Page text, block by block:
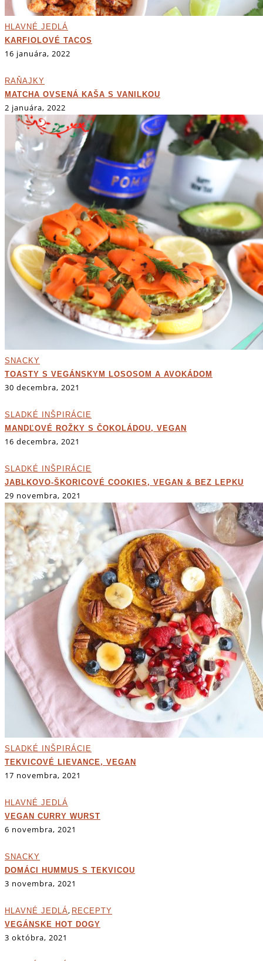
HLAVNÉ JEDLÁ
KARFIOLOVÉ TACOS
16 januára, 2022
RAŇAJKY
MATCHA OVSENÁ KAŠA S VANILKOU
2 januára, 2022
SNACKY
TOASTY S VEGÁNSKYM LOSOSOM A AVOKÁDOM
30 decembra, 2021
SLADKÉ INŠPIRÁCIE
MANDĽOVÉ ROŽKY S ČOKOLÁDOU, VEGAN
16 decembra, 2021
SLADKÉ INŠPIRÁCIE
JABLKOVO-ŠKORICOVÉ COOKIES, VEGAN & BEZ LEPKU
29 novembra, 2021
SLADKÉ INŠPIRÁCIE
TEKVICOVÉ LIEVANCE, VEGAN
17 novembra, 2021
HLAVNÉ JEDLÁ
VEGAN CURRY WURST
6 novembra, 2021
SNACKY
DOMÁCI HUMMUS S TEKVICOU
3 novembra, 2021
HLAVNÉ JEDLÁ, RECEPTY
VEGÁNSKE HOT DOGY
3 októbra, 2021